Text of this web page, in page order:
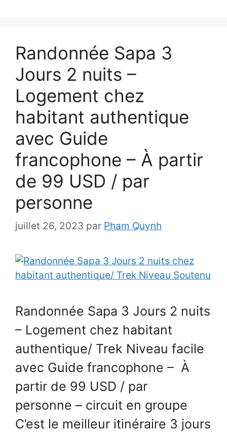
Randonnée Sapa 3
Jours 2 nuits –
Logement chez
habitant authentique
avec Guide
francophone – À partir
de 99 USD / par
personne
juillet 26, 2023 par Pham Quynh
Randonnée Sapa 3 Jours 2 nuits
– Logement chez habitant
authentique/ Trek Niveau facile
avec Guide francophone – À
partir de 99 USD / par
personne – circuit en groupe
C’est le meilleur itinéraire 3 jours